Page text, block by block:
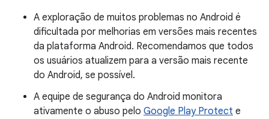
A exploração de muitos problemas no Android é
dificultada por melhorias em versões mais recentes
da plataforma Android. Recomendamos que todos
os usuários atualizem para a versão mais recente
do Android, se possível.
A equipe de segurança do Android monitora
ativamente o abuso pelo Google Play Protect e